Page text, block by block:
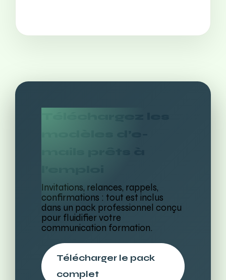
Invitations, relances, rappels,
confirmations : tout est inclus
dans un pack professionnel conçu
pour fluidifier votre
communication formation.
Télécharger le pack
complet